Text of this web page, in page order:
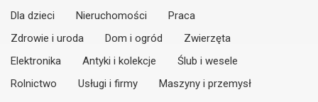
Dla dzieci
Nieruchomości
Praca
Zdrowie i uroda
Dom i ogród
Zwierzęta
Elektronika
Antyki i kolekcje
Ślub i wesele
Rolnictwo
Usługi i firmy
Maszyny i przemysł